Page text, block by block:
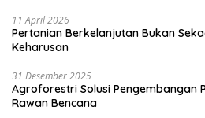
11 April 2026
Pertanian Berkelanjutan Bukan
Keharusan
31 Desember 2025
Agroforestri Solusi Pengembangan
Rawan Bencana